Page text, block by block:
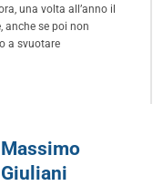
una volta all’anno il
anche se poi non
a svuotare
Massimo
Giuliani